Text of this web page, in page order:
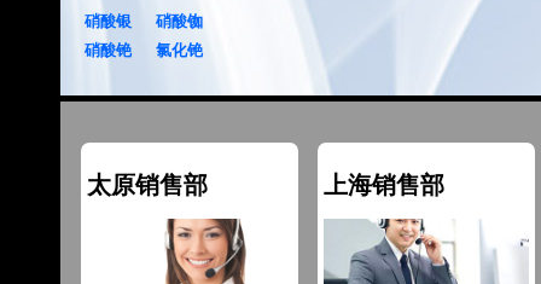
硝酸银
硝酸铷
硝酸铯
氯化铯
太原销售部 上海销售部